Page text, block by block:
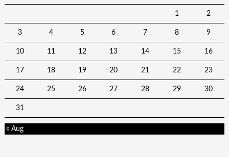
1 2
3 4 5 6 7 8 9
10 11 12 13 14 15 16
17 18 19 20 21 22 23
24 25 26 27 28 29 30
31
« Aug